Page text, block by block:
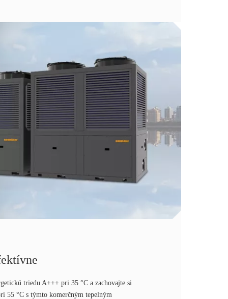
triedu A+++ pri 35 °C a zachovajte si
55 °C s týmto komerčným tepelným